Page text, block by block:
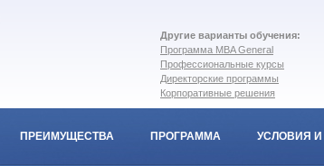
Другие варианты обучения:
Программа MBA General
Профессиональные курсы
Директорские программы
Корпоративные решения
ПРЕИМУЩЕСТВА ПРОГРАММА УСЛОВИЯ И